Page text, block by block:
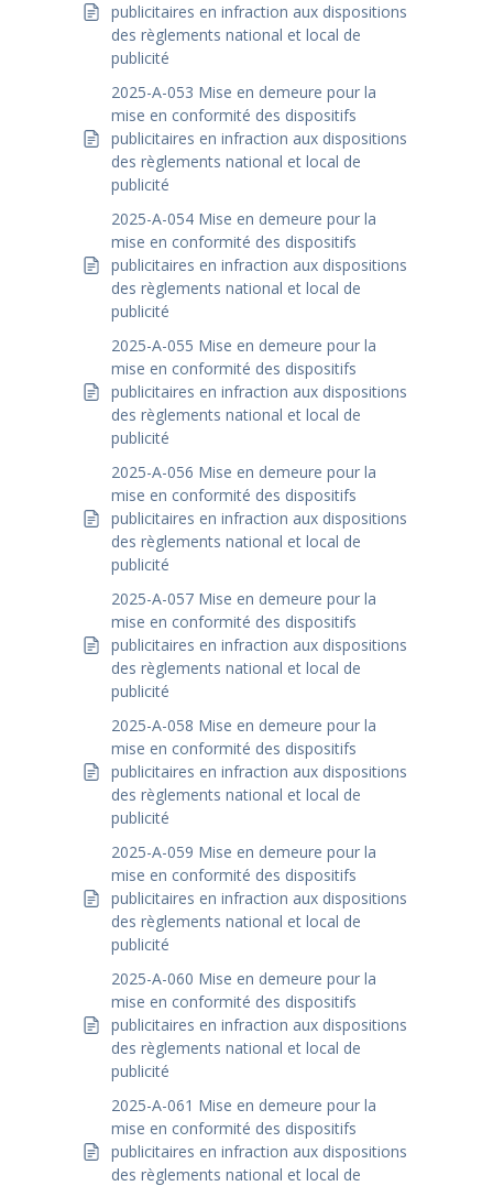
publicitaires en infraction aux dispositions
des règlements national et local de
publicité
2025-A-053 Mise en demeure pour la
mise en conformité des dispositifs
publicitaires en infraction aux dispositions
des règlements national et local de
publicité
2025-A-054 Mise en demeure pour la
mise en conformité des dispositifs
publicitaires en infraction aux dispositions
des règlements national et local de
publicité
2025-A-055 Mise en demeure pour la
mise en conformité des dispositifs
publicitaires en infraction aux dispositions
des règlements national et local de
publicité
2025-A-056 Mise en demeure pour la
mise en conformité des dispositifs
publicitaires en infraction aux dispositions
des règlements national et local de
publicité
2025-A-057 Mise en demeure pour la
mise en conformité des dispositifs
publicitaires en infraction aux dispositions
des règlements national et local de
publicité
2025-A-058 Mise en demeure pour la
mise en conformité des dispositifs
publicitaires en infraction aux dispositions
des règlements national et local de
publicité
2025-A-059 Mise en demeure pour la
mise en conformité des dispositifs
publicitaires en infraction aux dispositions
des règlements national et local de
publicité
2025-A-060 Mise en demeure pour la
mise en conformité des dispositifs
publicitaires en infraction aux dispositions
des règlements national et local de
publicité
2025-A-061 Mise en demeure pour la
mise en conformité des dispositifs
publicitaires en infraction aux dispositions
des règlements national et local de